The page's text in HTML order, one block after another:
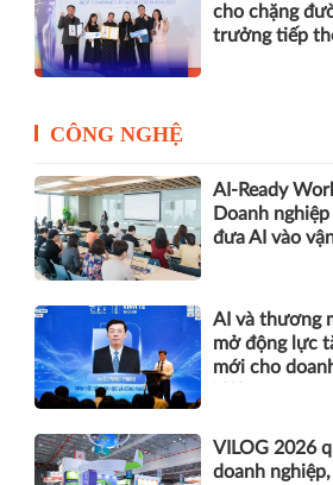
cho chặng
trưởng tiếp
CÔNG NGHỆ
AI-Ready
Doanh
đưa AI vào
AI và thương
mở động lực
mới cho
VILOG 2026
doanh